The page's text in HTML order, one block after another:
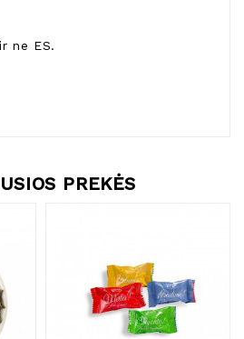
ne ES.
PREKĖS